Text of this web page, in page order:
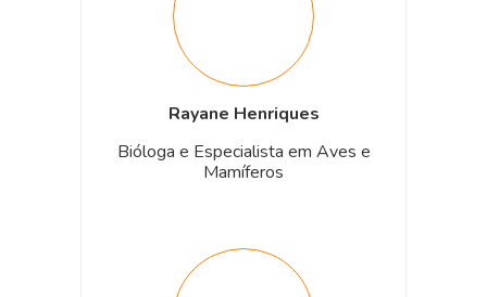
Rayane Henriques
Bióloga e Especialista em Aves e
Mamíferos